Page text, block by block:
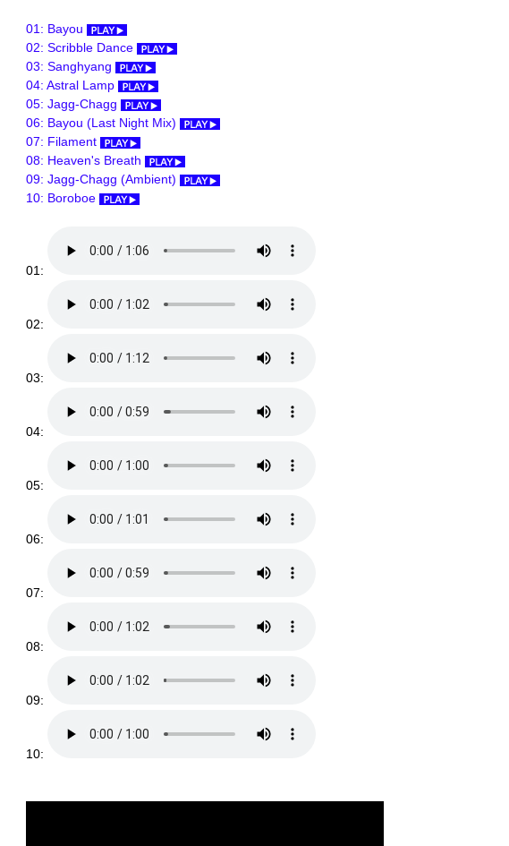
01: Bayou
02: Scribble Dance
03: Sanghyang
04: Astral Lamp
05: Jagg-Chagg
06: Bayou (Last Night Mix)
07: Filament
08: Heaven's Breath
09: Jagg-Chagg (Ambient)
10: Boroboe
01:
02:
03:
04:
05:
06:
07:
08:
09:
10: